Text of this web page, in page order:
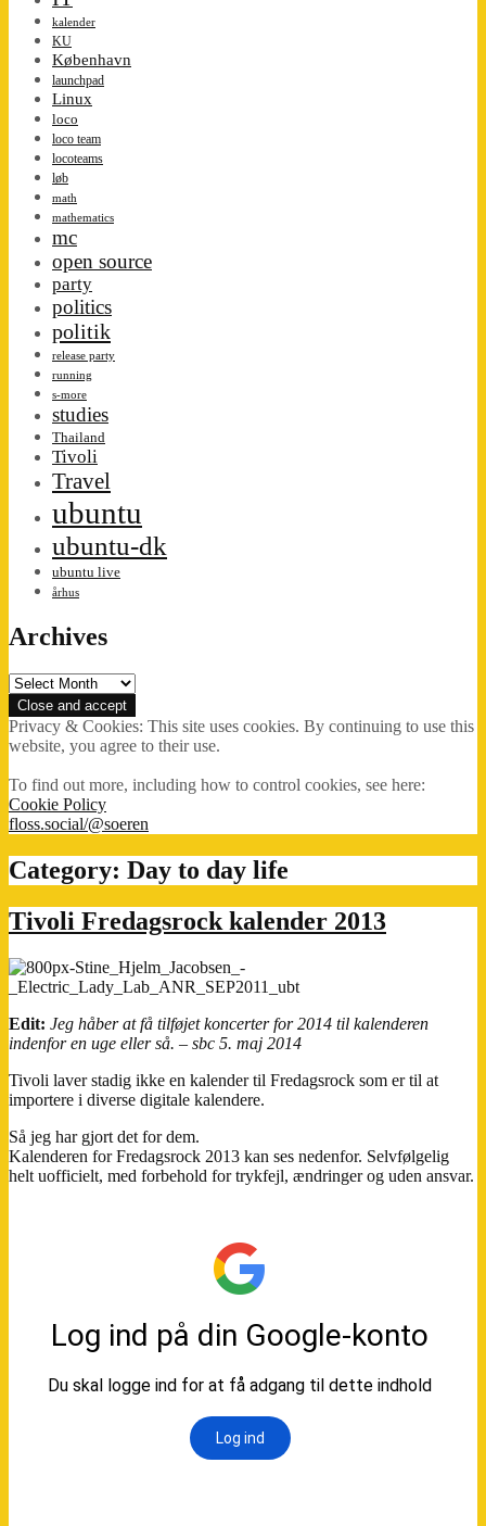
kalender
KU
København
launchpad
Linux
loco
loco team
locoteams
løb
math
mathematics
mc
open source
party
politics
politik
release party
running
s-more
studies
Thailand
Tivoli
Travel
ubuntu
ubuntu-dk
ubuntu live
århus
Archives
Archives
Privacy & Cookies: This site uses cookies. By continuing to use this
website, you agree to their use.
To find out more, including how to control cookies, see here:
Cookie Policy
floss.social/@soeren
Category: Day to day life
Tivoli Fredagsrock kalender 2013
Edit: Jeg håber at få tilføjet koncerter for 2014 til kalenderen
indenfor en uge eller så. – sbc 5. maj 2014
Tivoli laver stadig ikke en kalender til Fredagsrock som er til at
importere i diverse digitale kalendere.
Så jeg har gjort det for dem.
Kalenderen for Fredagsrock 2013 kan ses nedenfor. Selvfølgelig
helt uofficielt, med forbehold for trykfejl, ændringer og uden ansvar.